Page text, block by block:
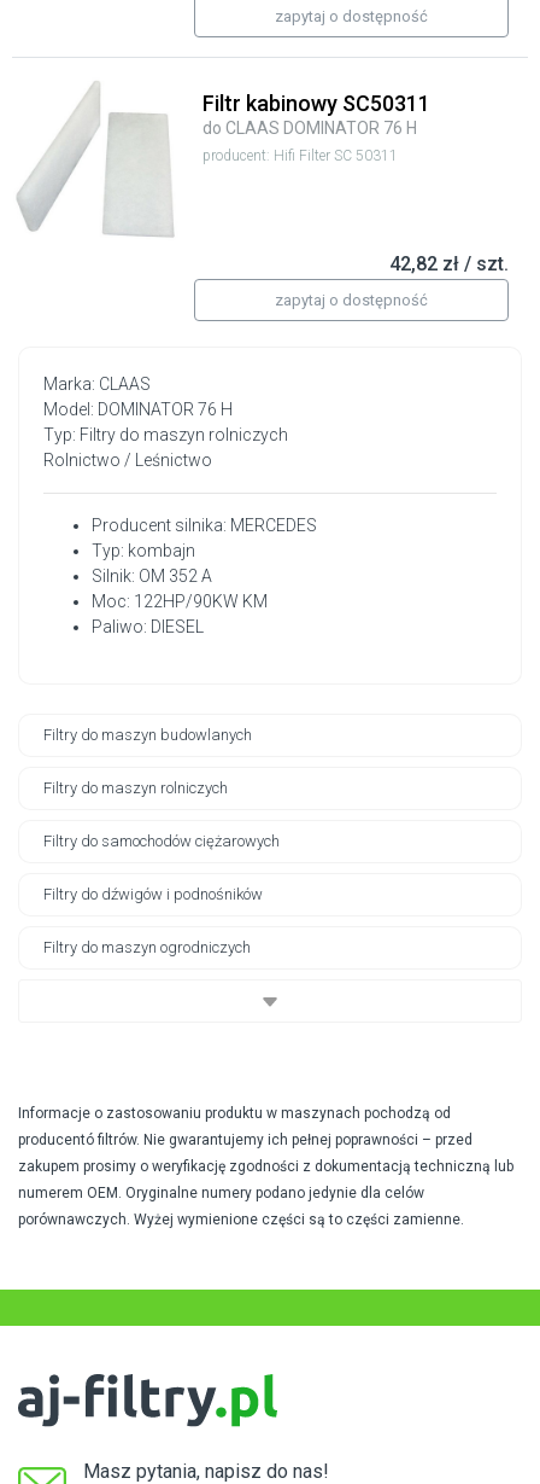
Marka: CLAAS
Model: DOMINATOR 76 H
Typ: Filtry do maszyn rolniczych
Rolnictwo / Leśnictwo
Producent silnika: MERCEDES
Typ: kombajn
Silnik: OM 352 A
Moc: 122HP/90KW KM
Paliwo: DIESEL
Filtry do maszyn budowlanych
Filtry do maszyn rolniczych
Filtry do samochodów ciężarowych
Filtry do dźwigów i podnośników
Filtry do maszyn ogrodniczych
zapytaj o dostępność
Filtr kabinowy SC50311
do CLAAS DOMINATOR 76 H
producent: Hifi Filter SC 50311
42,82 zł / szt.
zapytaj o dostępność
Informacje o zastosowaniu produktu w maszynach pochodzą od
producentó filtrów. Nie gwarantujemy ich pełnej poprawności – przed
zakupem prosimy o weryfikację zgodności z dokumentacją techniczną lub
numerem OEM. Oryginalne numery podano jedynie dla celów
porównawczych. Wyżej wymienione części są to części zamienne.
Masz pytania, napisz do nas!